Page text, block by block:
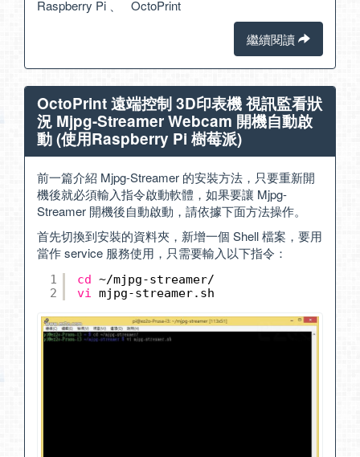
Raspberry Pi
OctoPrint
繼續閱讀
OctoPrint 遠端控制 3D印表機 視訊監看狀
況 Mjpg-Streamer Webcam 開機自動啟
動 (使用Raspberry Pi 樹莓派)
前一篇介紹 Mjpg-Streamer 的安裝方法，只要重新開
機後就必須輸入指令啟動軟體，如果要讓 Mjpg-
Streamer 開機後自動啟動，請依據下面方法操作。
首先切換到安裝的資料夾，新增一個 Shell 檔案，要用
當作 service 服務使用，只需要輸入以下指令：
1
2
cd ~/mjpg-streamer/
vi mjpg-streamer.sh